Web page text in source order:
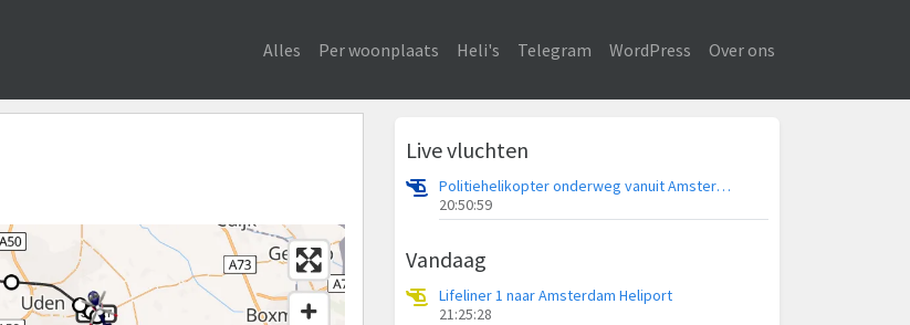
Alles Per woonplaats Heli's Telegram WordPress Over ons
Live vluchten
Politiehelikopter onderweg vanuit Amsterdam Vliegveld Schiphol
20:50:59
Vandaag
Lifeliner 1 naar Amsterdam Heliport
21:25:28